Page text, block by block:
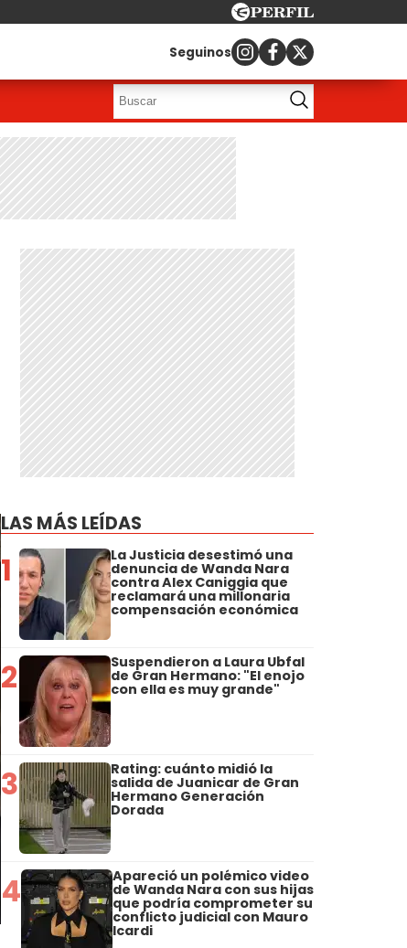
Seguinos
LAS MÁS LEÍDAS
1 La Justicia desestimó una
denuncia de Wanda Nara
contra Alex Caniggia que
reclamará una millonaria
compensación económica
2 Suspendieron a Laura Ubfal
de Gran Hermano: "El enojo
con ella es muy grande"
3 Rating: cuánto midió la
salida de Juanicar de Gran
Hermano Generación
Dorada
4 Apareció un polémico video
de Wanda Nara con sus hijas
que podría comprometer su
conflicto judicial con Mauro
Icardi